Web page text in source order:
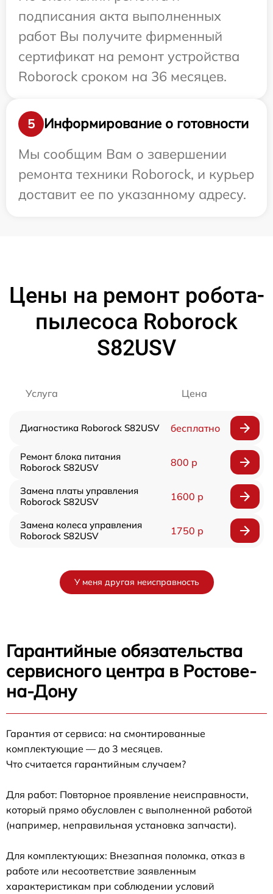
подписания акта выполненных
работ Вы получите фирменный
сертификат на ремонт устройства
Roborock сроком на 36 месяцев.
5
Информирование о готовности
Мы сообщим Вам о завершении
ремонта техники Roborock, и курьер
доставит ее по указанному адресу.
Цены на ремонт робота-
пылесоса Roborock
S82USV
Услуга Цена
Диагностика Roborock S82USV бесплатно
Ремонт блока питания
Roborock S82USV
800 р
Замена платы управления
Roborock S82USV
1600 р
Замена колеса управления
Roborock S82USV
1750 р
У меня другая неисправность
Гарантийные обязательства
сервисного центра в Ростове-
на-Дону
Гарантия от сервиса: на смонтированные
комплектующие — до 3 месяцев.
Что считается гарантийным случаем?
Для работ: Повторное проявление неисправности,
который прямо обусловлен с выполненной работой
(например, неправильная установка запчасти).
Для комплектующих: Внезапная поломка, отказ в
работе или несоответствие заявленным
характеристикам при соблюдении условий